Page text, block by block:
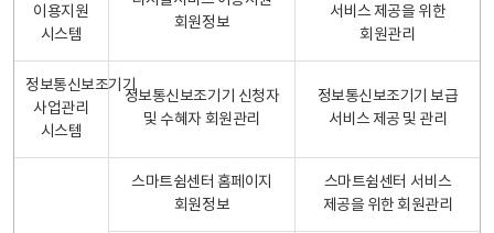
이용지원
시스템
회원정보
서비스 제공을 위한
회원관리
정보통신보조기기
사업관리
시스템
정보통신보조기기 신청자
및 수혜자 회원관리
정보통신보조기기 보급
서비스 제공 및 관리
스마트쉼센터 홈페이지
회원정보
스마트쉼센터 서비스
제공을 위한 회원관리